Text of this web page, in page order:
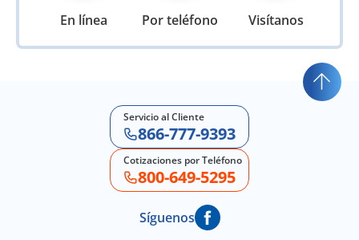
En línea Por teléfono Visítanos
Servicio al Cliente
866-777-9393
Cotizaciones por Teléfono
800-649-5295
Síguenos